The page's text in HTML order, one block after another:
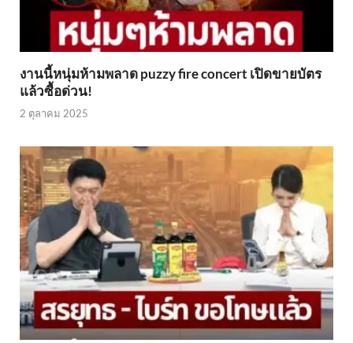
งานนี้หนุ่มห้ามพลาด puzzy fire concert เปิดขายบัตร
แล้วซื้อด่วน!
2 ตุลาคม 2025